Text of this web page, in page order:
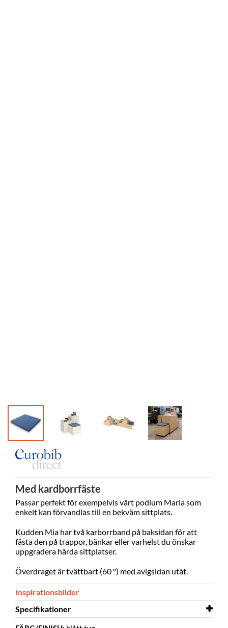
Med kardborrfäste
Passar perfekt för exempelvis vårt podium Maria som
enkelt kan förvandlas till en bekväm sittplats.
Kudden Mia har två karborrband på baksidan för att
fästa den på trappor, bänkar eller varhelst du önskar
uppgradera hårda sittplatser.
Överdraget är tvättbart (60 °) med avigsidan utåt.
Inspirationsbilder
Specifikationer